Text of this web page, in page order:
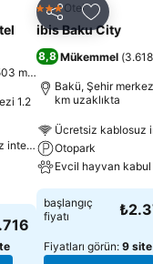
ekle
misafir puanı
1.2
internet
Paylaş
3 YıldızOtel
ibis Baku City
8,8 Mükemmel (
Bakü, Şehir
km uzaklıkta
Ücretsiz kablosuz
Otopark
Evcil hayvan
başlangıç
fiyatı
Fiyatları görün: 9 site